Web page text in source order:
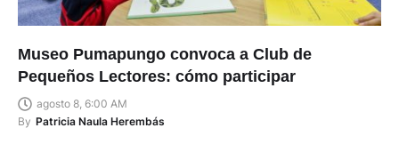
Museo Pumapungo convoca a Club de
Pequeños Lectores: cómo participar
agosto 8, 6:00 AM
By Patricia Naula Herembás